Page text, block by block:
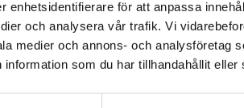
enhetsidentifierare för att anpassa
och analysera vår trafik. Vi
medier och annons- och analysföretag
information som du har tillhandahållit
Det verkar som att
enhet utanför
Sverige. För att
leveransadressen
Sveriges
kurslitteratur,
Kontakta oss
Kontakta oss